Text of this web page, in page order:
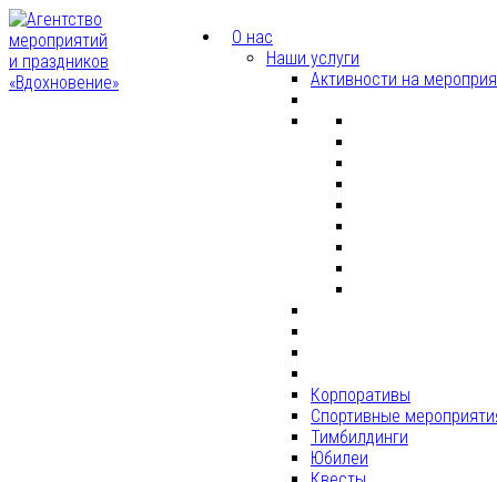
О нас
Наши услуги
Активности на
Корпоративы
Спортивные
Тимбилдинги
Юбилеи